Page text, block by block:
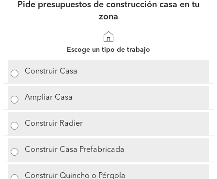
Pide presupuestos de construcción casa en tu
zona
Escoge un tipo de trabajo
Construir Casa
Ampliar Casa
Construir Radier
Construir Casa Prefabricada
Construir Quincho o Pérgola